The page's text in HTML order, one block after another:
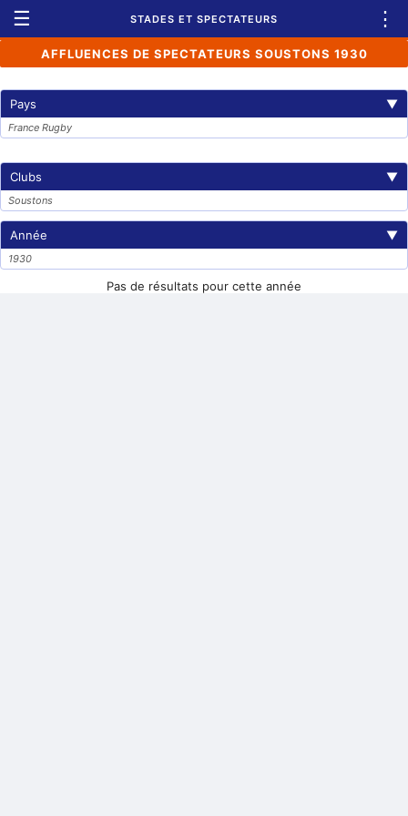
☰ STADES ET SPECTATEURS ⋮
AFFLUENCES DE SPECTATEURS SOUSTONS 1930
Pays ▼
France Rugby
Clubs ▼
Soustons
Année ▼
1930
Pas de résultats pour cette année